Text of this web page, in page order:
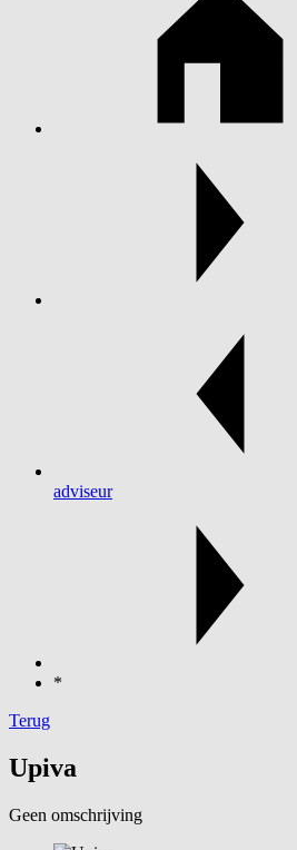
adviseur
*
Terug
Upiva
Geen omschrijving